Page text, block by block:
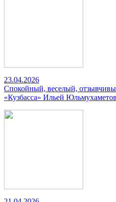
23.04.2026
Спокойный, веселый,
«Кузбасса» Ильей